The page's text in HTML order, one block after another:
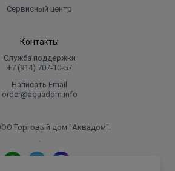
Сервисный центр
Контакты
Служба поддержки
+7 (914) 707‑10‑57
Написать Email
order@aquadom.info
Торговый дом "Аквадом".
.